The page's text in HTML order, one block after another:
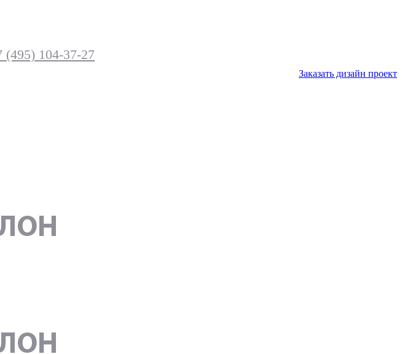
(495) 104-37-27
Заказать дизайн проект